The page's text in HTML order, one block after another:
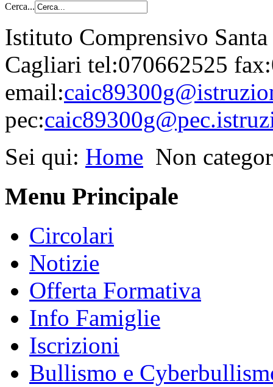
Cerca...
Istituto Comprensivo
Cagliari tel:070662525
email:
pec:
Sei qui: Home Non
Menu Principale
Circolari
Notizie
Offerta Formativa
Info Famiglie
Iscrizioni
Bullismo e